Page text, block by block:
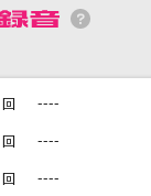
回 ----
回 ----
回 ----